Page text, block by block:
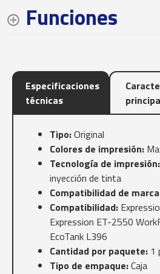
Funciones
Especificaciones
técnicas
Tipo:Original
Colores de impresión:
Tecnología de impresión:
inyección de tinta
Compatibilidad de
Compatibilidad:
Expression ET-2550
EcoTank L396
Cantidad por paquete: 1
Tipo de empaque:Caja